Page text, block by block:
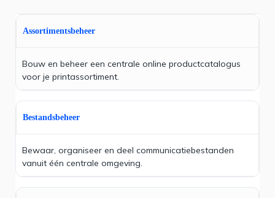
Assortimentsbeheer
Bouw en beheer een centrale online productcatalogus
voor je printassortiment.
Bestandsbeheer
Bewaar, organiseer en deel communicatiebestanden
vanuit één centrale omgeving.